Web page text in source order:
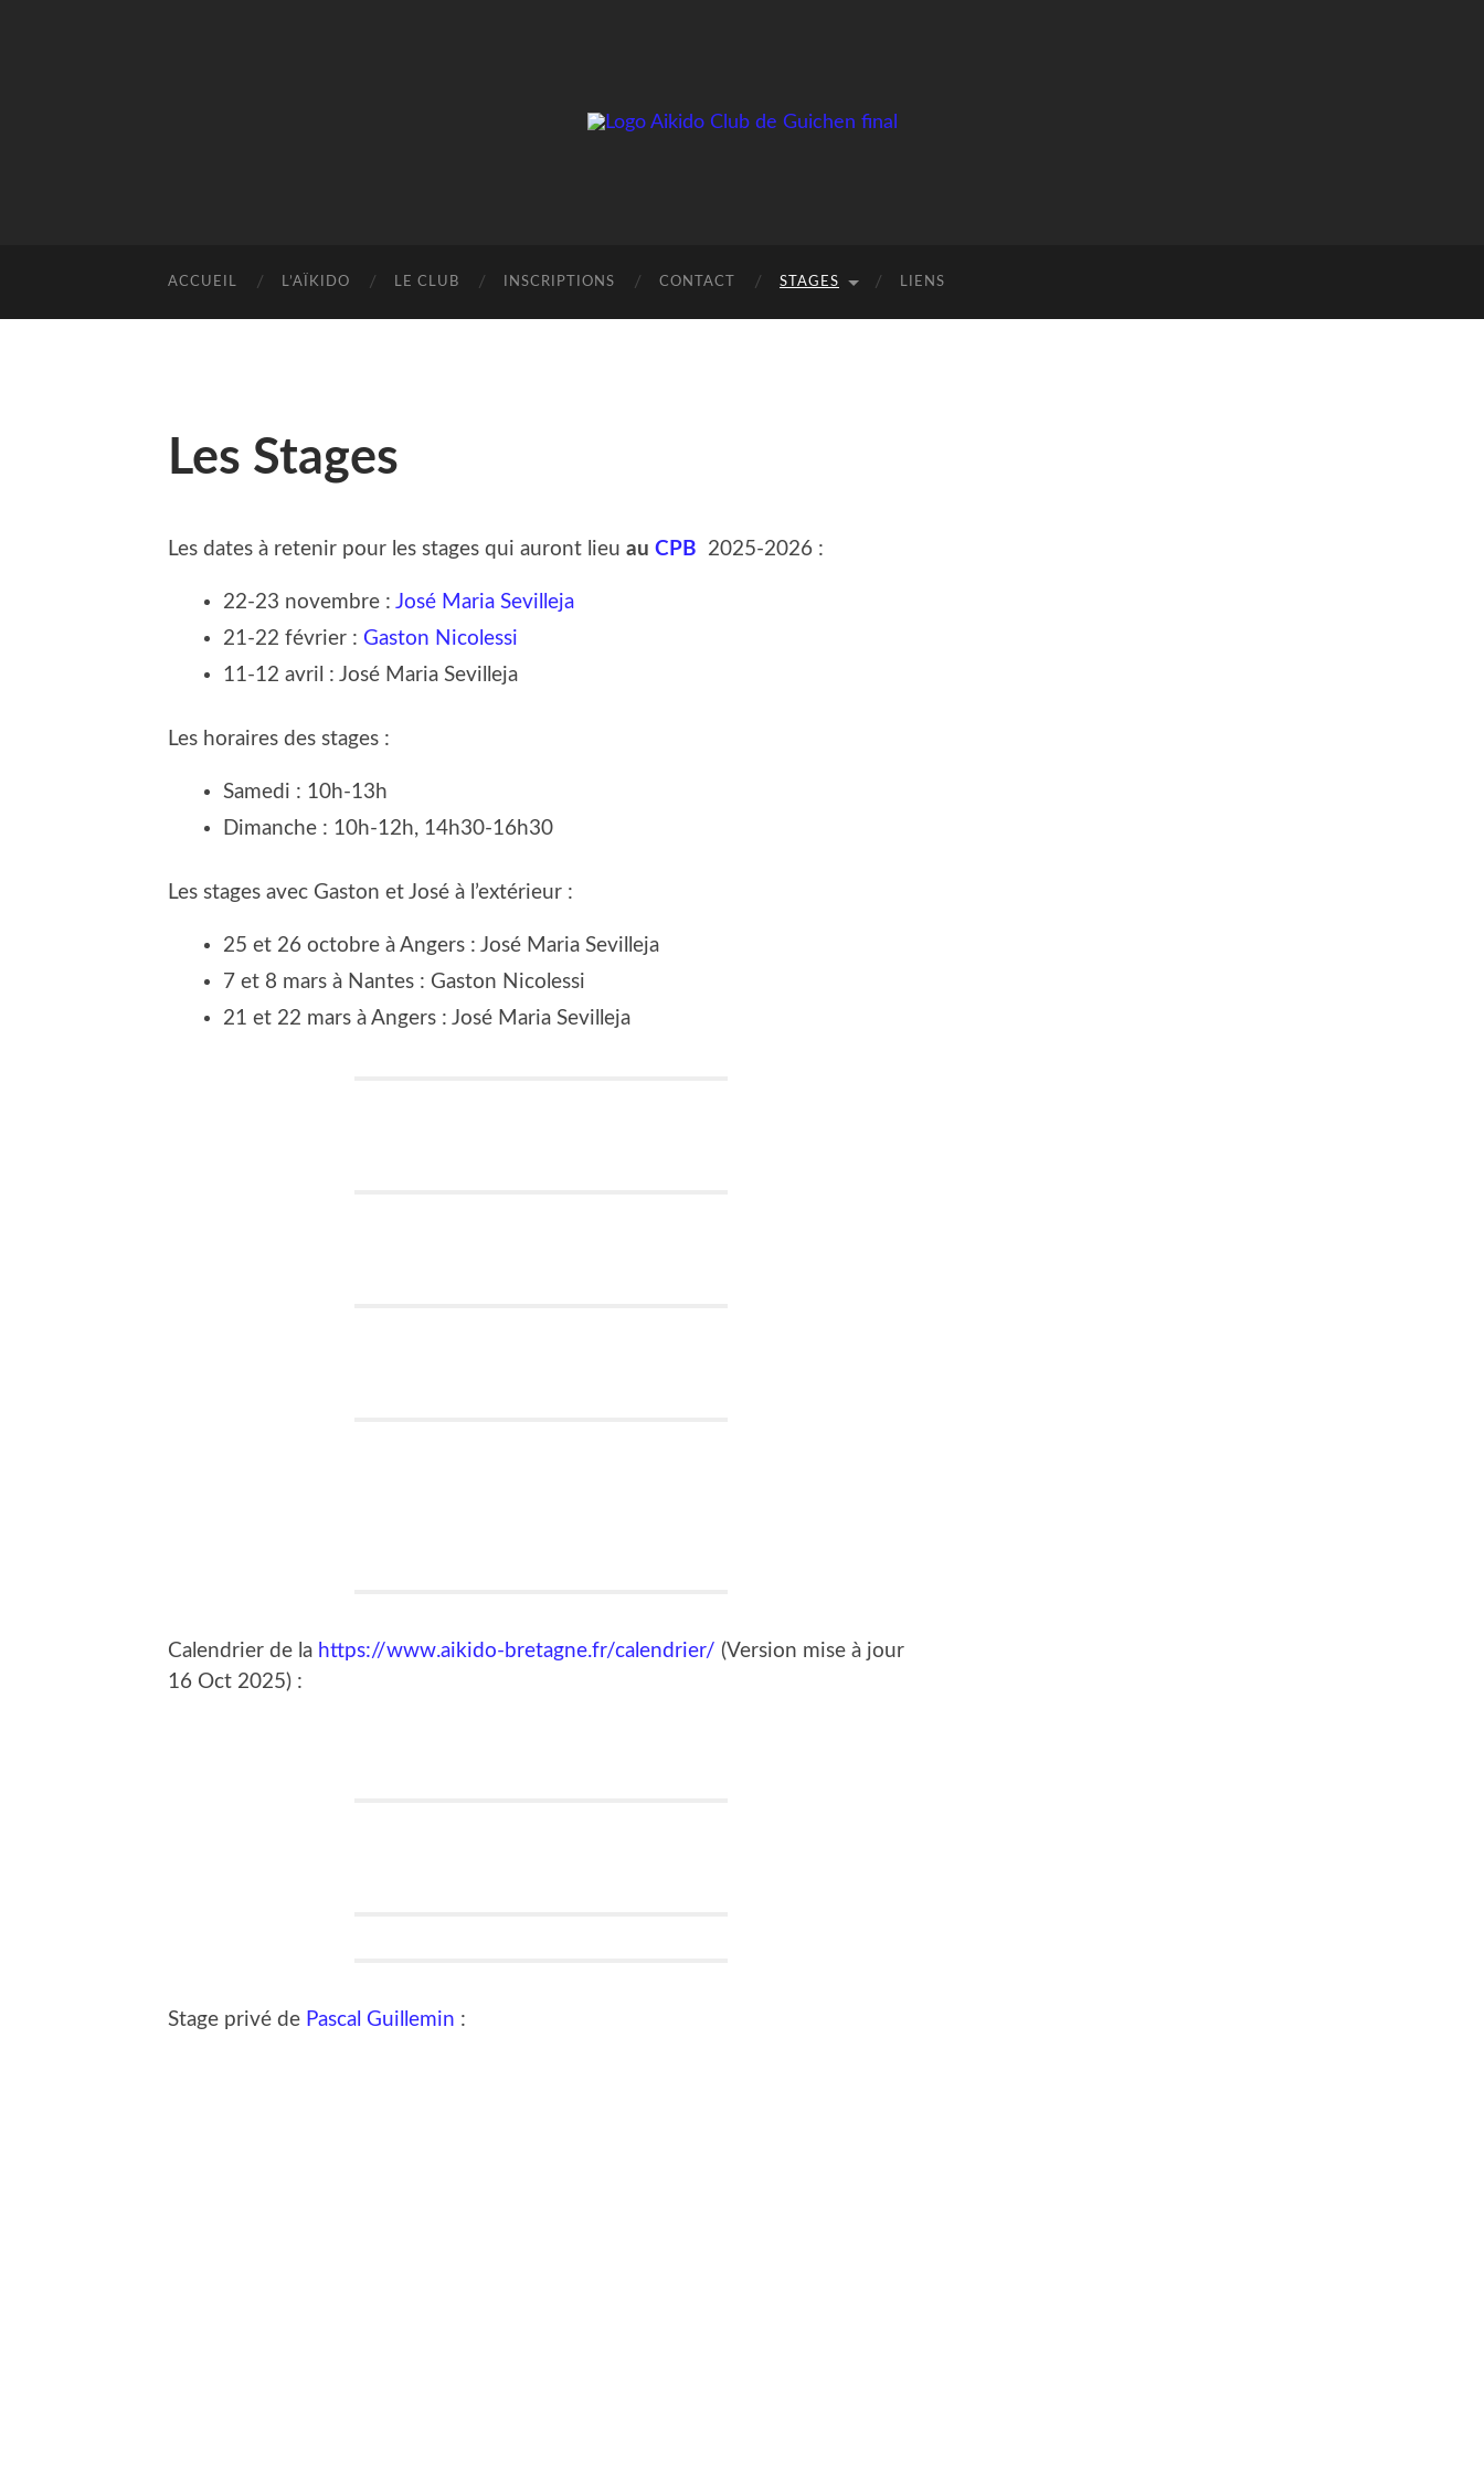
ACCUEIL L’AÏKIDO LE CLUB INSCRIPTIONS CONTACT STAGES LIENS
Les Stages
Les dates à retenir pour les stages qui auront lieu au CPB 2025-2026 :
22-23 novembre : José Maria Sevilleja
21-22 février : Gaston Nicolessi
11-12 avril : José Maria Sevilleja
Les horaires des stages :
Samedi : 10h-13h
Dimanche : 10h-12h, 14h30-16h30
Les stages avec Gaston et José à l’extérieur :
25 et 26 octobre à Angers : José Maria Sevilleja
7 et 8 mars à Nantes : Gaston Nicolessi
21 et 22 mars à Angers : José Maria Sevilleja
Calendrier de la https://www.aikido-bretagne.fr/calendrier/ (Version mise à jour
16 Oct 2025) :
Stage privé de Pascal Guillemin :